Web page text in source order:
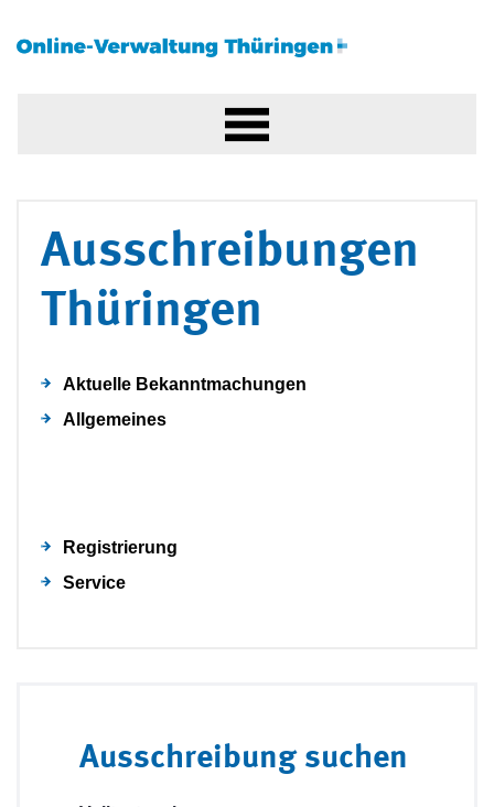
Ausschreibungen
Thüringen
Aktuelle Bekanntmachungen
Allgemeines
Registrierung
Service
Ausschreibung suchen